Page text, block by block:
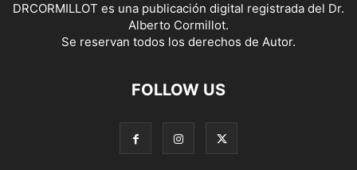
DRCORMILLOT es una publicación digital registrada del Dr.
Alberto Cormillot.
Se reservan todos los derechos de Autor.
FOLLOW US